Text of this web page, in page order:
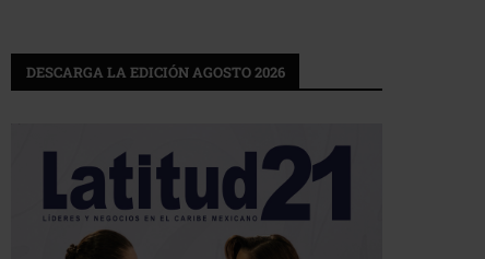
DESCARGA LA EDICIÓN AGOSTO 2026